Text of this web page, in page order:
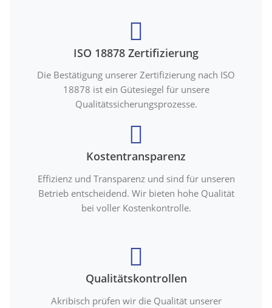
ISO 18878 Zertifizierung
Die Bestätigung unserer Zertifizierung nach ISO
18878 ist ein Gütesiegel für unsere
Qualitätssicherungsprozesse.
Kostentransparenz
Effizienz und Transparenz und sind für unseren
Betrieb entscheidend. Wir bieten hohe Qualität
bei voller Kostenkontrolle.
Qualitätskontrollen
Akribisch prüfen wir die Qualität unserer